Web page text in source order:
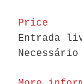
Price
Entrada